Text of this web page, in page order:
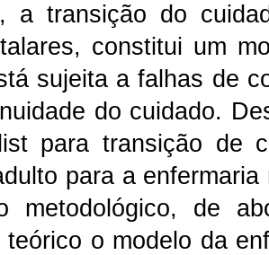
a transição do
constitui um
sujeita a falhas de
do cuidado.
para transição de
para a
metodológico, de
teórico o modelo da